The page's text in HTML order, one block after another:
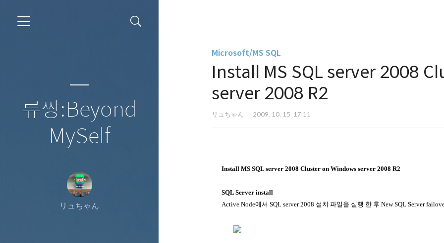
류짱:Beyond
MySelf
リュちゃん
Microsoft/MS SQL
Install MS SQL server 2008
server 2008 R2
リュちゃん 2009. 10. 15. 17:11
Install MS SQL server 2008 Cluster on Windows server 2008 R2
SQL Server install
Active Node에서 SQL server 2008 설치 파일을 실행 한 후 New SQL Server